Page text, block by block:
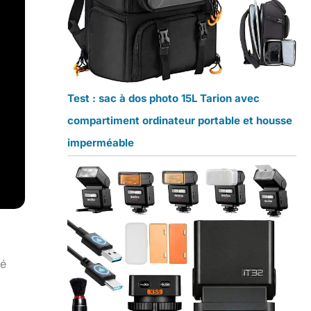
Test : sac à dos photo 15L Tarion avec
compartiment ordinateur portable et housse
imperméable